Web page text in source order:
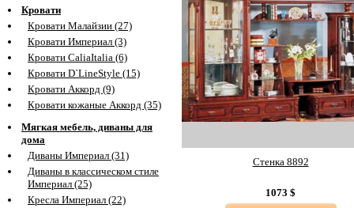
Кровати
Кровати Малайзии (27)
Кровати Империал (3)
Кровати CaliaItalia (6)
Кровати D`LineStyle (15)
Кровати Аккорд (9)
Кровати кожаные Аккорд (35)
Мягкая мебель, диваны для
дома
Диваны Империал (31)
Диваны в классическом стиле
Империал (25)
Кресла Империал (22)
Стенка 8892
1073 $